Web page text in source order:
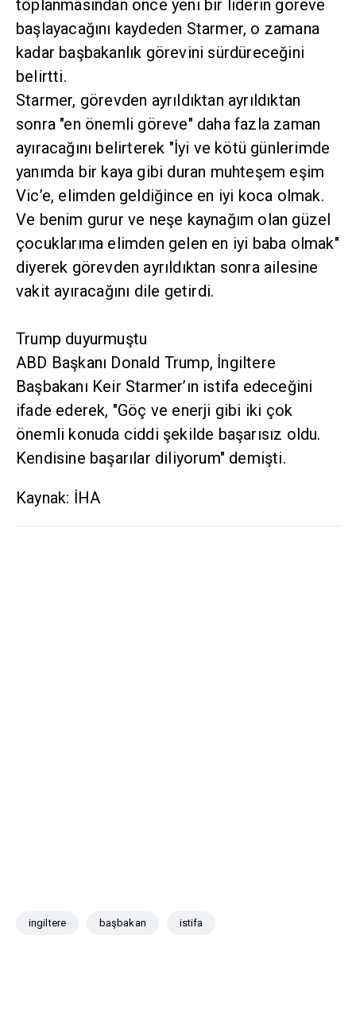
toplanmasından önce yeni bir liderin göreve
başlayacağını kaydeden Starmer, o zamana
kadar başbakanlık görevini sürdüreceğini
belirtti.
Starmer, görevden ayrıldıktan ayrıldıktan
sonra "en önemli göreve" daha fazla zaman
ayıracağını belirterek "İyi ve kötü günlerimde
yanımda bir kaya gibi duran muhteşem eşim
Vic’e, elimden geldiğince en iyi koca olmak.
Ve benim gurur ve neşe kaynağım olan güzel
çocuklarıma elimden gelen en iyi baba olmak"
diyerek görevden ayrıldıktan sonra ailesine
vakit ayıracağını dile getirdi.
Trump duyurmuştu
ABD Başkanı Donald Trump, İngiltere
Başbakanı Keir Starmer’ın istifa edeceğini
ifade ederek, "Göç ve enerji gibi iki çok
önemli konuda ciddi şekilde başarısız oldu.
Kendisine başarılar diliyorum" demişti.
Kaynak: İHA
ingiltere başbakan istifa